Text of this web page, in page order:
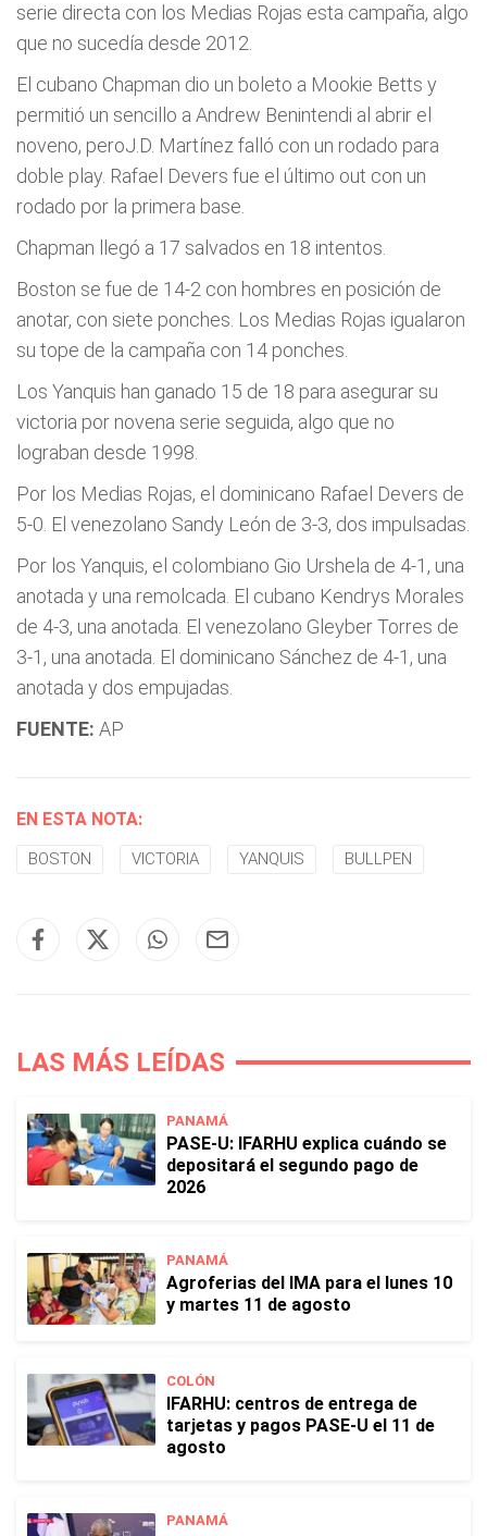
serie directa con los Medias Rojas esta campaña, algo
que no sucedía desde 2012.
El cubano Chapman dio un boleto a Mookie Betts y
permitió un sencillo a Andrew Benintendi al abrir el
noveno, peroJ.D. Martínez falló con un rodado para
doble play. Rafael Devers fue el último out con un
rodado por la primera base.
Chapman llegó a 17 salvados en 18 intentos.
Boston se fue de 14-2 con hombres en posición de
anotar, con siete ponches. Los Medias Rojas igualaron
su tope de la campaña con 14 ponches.
Los Yanquis han ganado 15 de 18 para asegurar su
victoria por novena serie seguida, algo que no
lograban desde 1998.
Por los Medias Rojas, el dominicano Rafael Devers de
5-0. El venezolano Sandy León de 3-3, dos impulsadas.
Por los Yanquis, el colombiano Gio Urshela de 4-1, una
anotada y una remolcada. El cubano Kendrys Morales
de 4-3, una anotada. El venezolano Gleyber Torres de
3-1, una anotada. El dominicano Sánchez de 4-1, una
anotada y dos empujadas.
FUENTE: AP
EN ESTA NOTA:
BOSTON VICTORIA YANQUIS BULLPEN
LAS MÁS LEÍDAS
PANAMÁ
PASE-U: IFARHU explica cuándo se
depositará el segundo pago de
2026
PANAMÁ
Agroferias del IMA para el lunes 10
y martes 11 de agosto
COLÓN
IFARHU: centros de entrega de
tarjetas y pagos PASE-U el 11 de
agosto
PANAMÁ